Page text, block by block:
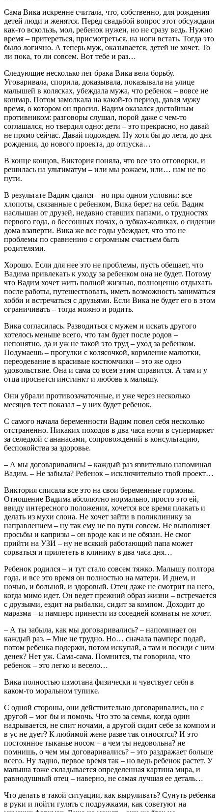
Сама Вика искренне считала, что, собственно, для рождения
детей люди и женятся. Перед свадьбой вопрос этот обсуждали
как-то вскользь, мол, ребенок нужен, но не сразу ведь. Нужно
время – притереться, присмотреться, на ноги встать. Тогда это
было логично. А теперь муж, оказывается, детей не хочет. То
ли пока, то ли совсем. Вот тебе и раз…
Следующие несколько лет брака Вика вела борьбу.
Уговаривала, спорила, доказывала, показывала на улице
малышей в колясках, убеждала мужа, что ребенок – вовсе не
кошмар. Потом замолкала на какой-то период, давая мужу
время, о котором он просил. Вадим оказался достойным
противником: разговоры слушал, порой даже с чем-то
соглашался, но твердил одно: дети – это прекрасно, но давай
не прямо сейчас. Давай подождем. Ну хотя бы до лета, до дня
рождения, до нового проекта, до отпуска…
В конце концов, Виктория поняла, что все это отговорки, и
решилась на ультиматум – или мы рожаем, или… нам не по
пути.
В результате Вадим сдался – но при одном условии: все
хлопоты, связанные с ребенком, Вика берет на себя. Вадим
наслышан от друзей, недавно ставших папами, о трудностях
первого года, о бессонных ночах, о зубках-коликах, о сидении
дома взаперти. Вика же все годы убеждает, что это не
проблемы по сравнению с огромным счастьем быть
родителями.
Хорошо. Если для нее это не проблемы, пусть обещает, что
Вадима привлекать к уходу за ребенком она не будет. Потому
что Вадим хочет жить полной жизнью, полноценно отдыхать
после работы, путешествовать, иметь возможность заниматься
хобби и встречаться с друзьями. Если Вика не будет его в этом
ограничивать – тогда можно и родить.
Вика согласилась. Разводиться с мужем и искать другого
хотелось меньше всего, что там будет после родов –
непонятно, да и уж не такой это труд – уход за ребенком.
Подумаешь – прогулки с колясочкой, кормление малютки,
переодевание в красивые костюмчики – это же одно
удовольствие. Она и сама со всем этим справится. А там и у
отца проснется инстинкт и любовь к малышу.
Они убрали противозачаточные, и уже через несколько
месяцев тест показал – у них будет ребенок.
С самого начала беременности Вадим повел себя несколько
отстраненно. Никаких походов в два часа ночи в супермаркет
за селедкой с ананасами, сопровождений в консультацию,
беспокойства за здоровье.
– А мы договаривались! – каждый раз язвительно напоминал
Вадим. – Не забыла? Ребенок – исключительно твой проект…
Виктория списала все это на свои беременные гормоны.
Отношение Вадима абсолютно нормально, просто это ей,
ввиду интересного положения, хочется все время плакать и
делать из мухи слона. Не хочет зайти в поликлинику за
направлением – ну так ему не по пути совсем. Не выполняет
просьбы и капризы – он вроде как и не обязан. Не смог
прийти на УЗИ – ну не всякий работающий папа может
сорваться и прилететь в клинику в два часа дня…
Ребенок родился – и тут стало совсем тяжко. Малышу полтора
года, и все это время он полностью на матери. И днем, и
ночью, и больной, и здоровый. Отец даже не смотрит на него,
когда мимо идет. Он ведет прежний образ жизни – встречается
с друзьями, ездит на рыбалки, сидит за компом. Доходит до
маразма – и памперс принести из соседней комнаты не хочет.
– А ты забыла, как мы договаривались? – напоминает он
каждый раз. – Мне не трудно. Но… сначала памперс подай,
потом ребенка подержи, потом искупай, а там и посиди с ним
денек? Нет уж. Сама-сама. Помнится, ты говорила, что
ребенок – это легко и весело…
Вика полностью измотана физически и чувствует себя в
каком-то моральном тупике.
С одной стороны, они действительно договаривались, но с
другой – мог бы и помочь. Что это за семья, когда один
надрывается, не спит ночами, а другой сидит себе за компом и
в ус не дует? К любимой жене разве так относятся? И это
постоянное тыканье носом – а чем ты недовольна? не
помнишь, о чем мы договаривались? – это раздражает больше
всего. Ну ладно, первое время так – но ведь ребенок растет. У
малыша тоже складывается определенная картина мира, и
равнодушный отец – наверно, не самая лучшая ее деталь…
Что делать в такой ситуации, как выруливать? Сунуть ребенка
в руки и пойти гулять с подружками, как советуют на